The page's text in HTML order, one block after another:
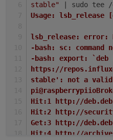
stable"
| sudo tee
Usage: lsb_release
lsb_release: error:
-bash: sc: command
-bash: export:
https://
stable': not a
Hit:1 http://
Hit:2 http://
Get:3 http://
Hit:4 http://